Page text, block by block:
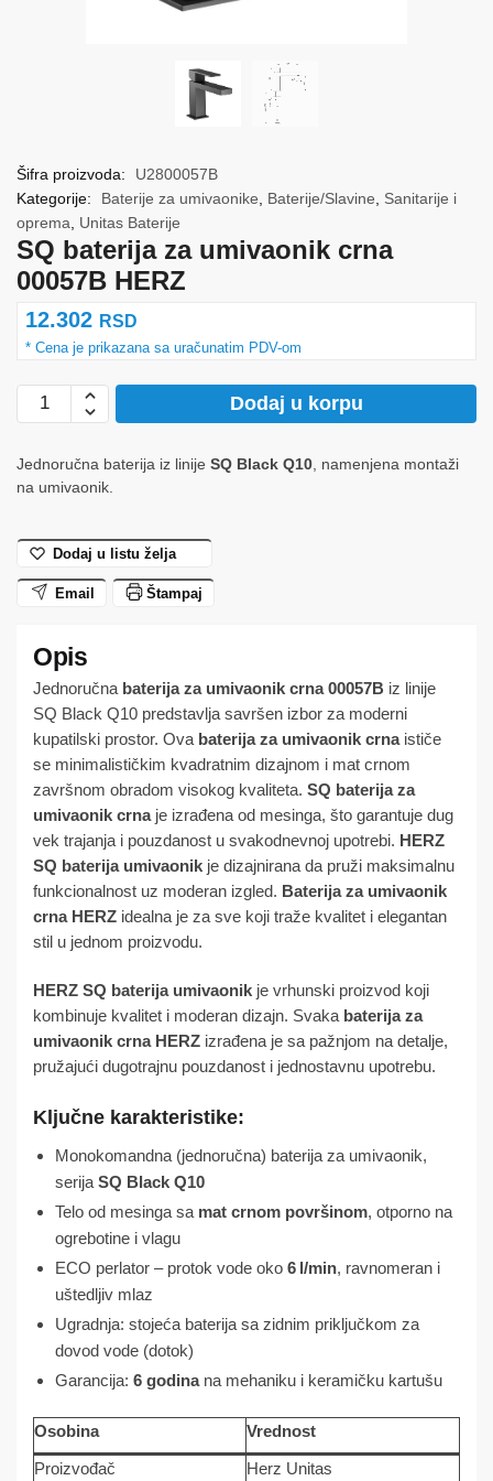
SQ baterija za umivaonik crna
00057B HERZ
12.302 RSD
Jednoručna baterija iz linije SQ Black Q10 , namenjena montaži
na umivaonik.
baterija
umivaonik
HERZ
količina
Dodaj u korpu
Šifra proizvoda:
U2800057B
Kategorije:
Baterije za umivaonike Baterije/Slavine
Sanitarije i
oprema
Unitas Baterije
Dodaj u listu želja
Email Štampaj
Jednoručna baterija za umivaonik crna 00057B iz linije
SQ Black Q10 predstavlja savršen izbor za moderni
kupatilski prostor. Ova baterija za umivaonik crnaističe
se minimalističkim kvadratnim dizajnom i mat crnom
završnom obradom visokog kvaliteta. SQ baterija za
umivaonik crnaje izrađena od mesinga, što garantuje dug
vek trajanja i pouzdanost u svakodnevnoj upotrebi. HERZ
SQ baterija umivaonik je dizajnirana da pruži maksimalnu
funkcionalnost uz moderan izgled. Baterija za umivaonik
crna HERZ idealna je za sve koji traže kvalitet i elegantan
stil u jednom proizvodu.
HERZ SQ baterija umivaonik je vrhunski proizvod koji
kombinuje kvalitet i moderan dizajn. Svaka baterija za
umivaonik crna HERZ izrađena je sa pažnjom na detalje,
pružajući dugotrajnu pouzdanost i jednostavnu upotrebu.
Ključne karakteristike:
Monokomandna (jednoručna) baterija za umivaonik,
serija SQ Black Q10
Telo od mesinga sa mat crnom površinom, otporno na
ogrebotine i vlagu
ECO perlator – protok vode oko 6 l/min, ravnomeran i
uštedljiv mlaz
Ugradnja: stojeća baterija sa zidnim priključkom za
dovod vode (dotok)
Garancija: 6 godinana mehaniku i keramičku kartušu
Osobina
Vrednost
Proizvođač
Herz Unitas